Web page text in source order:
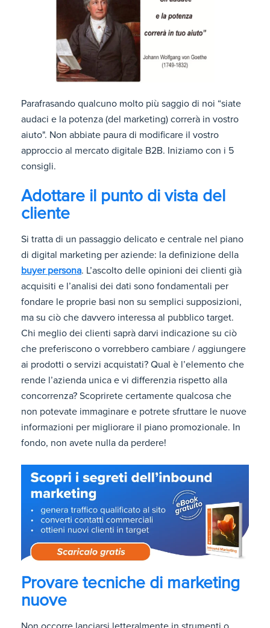
Parafrasando qualcuno molto più saggio di noi “siate
audaci e la potenza (del marketing) correrà in vostro
aiuto". Non abbiate paura di modificare il vostro
approccio al mercato digitale B2B. Iniziamo con i 5
consigli.
Adottare il punto di vista del
cliente
Si tratta di un passaggio delicato e centrale nel piano
di digital marketing per aziende: la definizione della
buyer persona. L’ascolto delle opinioni dei clienti già
acquisiti e l’analisi dei dati sono fondamentali per
fondare le proprie basi non su semplici supposizioni,
ma su ciò che davvero interessa al pubblico target.
Chi meglio dei clienti saprà darvi indicazione su ciò
che preferiscono o vorrebbero cambiare / aggiungere
ai prodotti o servizi acquistati? Qual è l’elemento che
rende l’azienda unica e vi differenzia rispetto alla
concorrenza? Scoprirete certamente qualcosa che
non potevate immaginare e potrete sfruttare le nuove
informazioni per migliorare il piano promozionale. In
fondo, non avete nulla da perdere!
Provare tecniche di marketing
nuove